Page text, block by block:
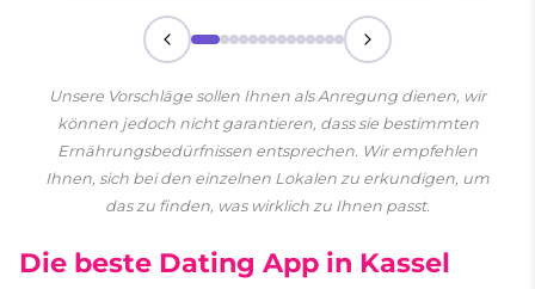
Unsere Vorschläge sollen Ihnen als Anregung dienen, wir
können jedoch nicht garantieren, dass sie bestimmten
Ernährungsbedürfnissen entsprechen. Wir empfehlen
Ihnen, sich bei den einzelnen Lokalen zu erkundigen, um
das zu finden, was wirklich zu Ihnen passt.
Die beste Dating App in Kassel